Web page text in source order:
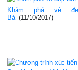
Khám phá vẻ
Bà (11/10/2017)